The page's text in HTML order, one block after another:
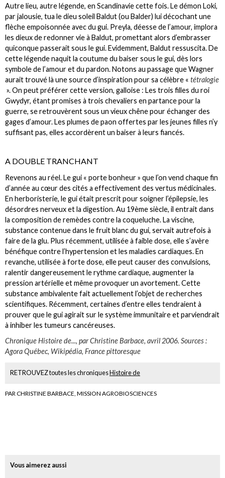
Autre lieu, autre légende, en Scandinavie cette fois. Le démon Loki,
par jalousie, tua le dieu soleil Baldut (ou Balder) lui décochant une
flèche empoisonnée avec du gui. Preyla, déesse de l’amour, implora
les dieux de redonner vie à Baldut, promettant alors d’embrasser
quiconque passerait sous le gui. Evidemment, Baldut ressuscita. De
cette légende naquit la coutume du baiser sous le gui, dès lors
symbole de l’amour et du pardon. Notons au passage que Wagner
aurait trouvé là une source d’inspiration pour sa célèbre « tétralogie
». On peut préférer cette version, galloise : Les trois filles du roi
Gwydyr, étant promises à trois chevaliers en partance pour la
guerre, se retrouvèrent sous un vieux chêne pour échanger des
gages d’amour. Les plumes de paon offertes par les jeunes filles n’y
suffisant pas, elles accordèrent un baiser à leurs fiancés.
A DOUBLE TRANCHANT
Revenons au réel. Le gui « porte bonheur » que l’on vend chaque fin
d’année au cœur des cités a effectivement des vertus médicinales.
En herboristerie, le gui était prescrit pour soigner l’épilepsie, les
désordres nerveux et la digestion. Au 19ème siècle, il entrait dans
la composition de remèdes contre la coqueluche. La viscine,
substance contenue dans le fruit blanc du gui, servait autrefois à
faire de la glu. Plus récemment, utilisée à faible dose, elle s’avère
bénéfique contre l’hypertension et les maladies cardiaques. En
revanche, utilisée à forte dose, elle peut causer des convulsions,
ralentir dangereusement le rythme cardiaque, augmenter la
pression artérielle et même provoquer un avortement. Cette
substance ambivalente fait actuellement l’objet de recherches
scientifiques. Récemment, certaines d’entre elles tendraient à
prouver que le gui agirait sur le système immunitaire et parviendrait
à inhiber les tumeurs cancéreuses.
Chronique Histoire de..., par Christine Barbace, avril 2006. Sources :
Agora Québec, Wikipédia, France pittoresque
RETROUVEZ toutes les chroniquesHistoire de
PAR CHRISTINE BARBACE, MISSION AGROBIOSCIENCES
Vous aimerez aussi